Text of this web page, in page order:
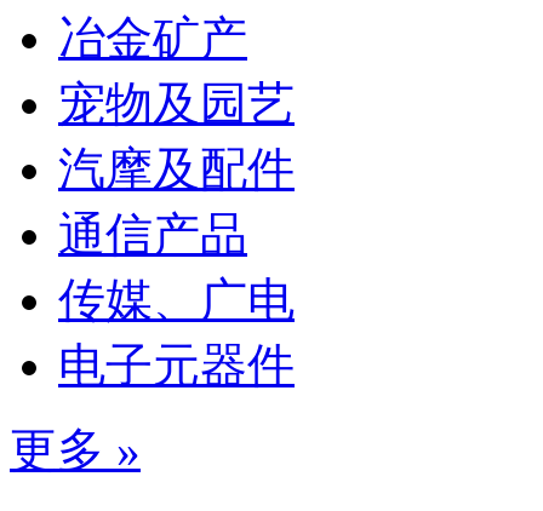
冶金矿产
宠物及园艺
汽摩及配件
通信产品
传媒、广电
电子元器件
更多 »